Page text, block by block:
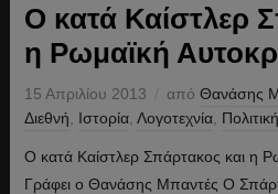
Ο κατά Καίστλερ
η Ρωμαϊκή
15 Απριλίου 2013 από Θανάσης
Διεθνή
Ιστορία, Λογοτεχνία, Πολιτική
Ο κατά Καίστλερ Σπάρτακος και η
Γράφει ο Θανάσης Μπαντές Ο